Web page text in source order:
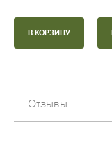
В КОРЗИНУ
Отзывы